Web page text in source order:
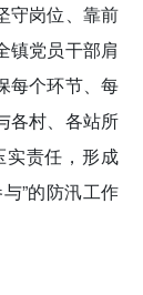
守岗位、靠前
镇党员干部肩
每个环节、每
各村、各站所
责任，形成
”的防汛工作